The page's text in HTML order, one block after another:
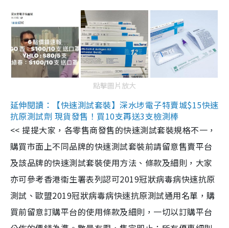
點擊圖片放大
延伸閱讀：【快速測試套裝】深水埗電子特賣城$15快速
抗原測試劑 現貨發售！買10支再送3支檢測棒
<< 提提大家，各零售商發售的快速測試套裝規格不一，
購買市面上不同品牌的快速測試套裝前請留意售賣平台
及該品牌的快速測試套裝使用方法、條款及細則，大家
亦可參考香港衞生署表列認可2019冠狀病毒病快速抗原
測試、歐盟2019冠狀病毒病快速抗原測試通用名單，購
買前留意訂購平台的使用條款及細則，一切以訂購平台